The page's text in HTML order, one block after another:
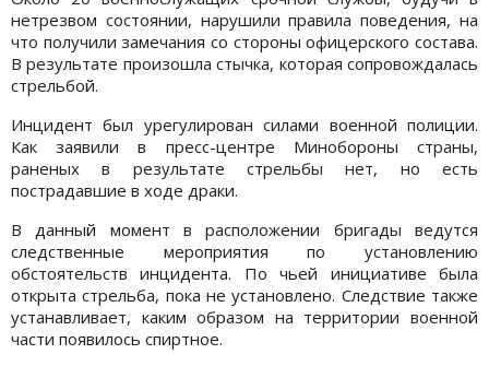
нетрезвом состоянии, нарушили правила поведения, на
что получили замечания со стороны офицерского состава.
В результате произошла стычка, которая сопровождалась
стрельбой.
Инцидент был урегулирован силами военной полиции.
Как заявили в пресс-центре Минобороны страны,
раненых в результате стрельбы нет, но есть
пострадавшие в ходе драки.
В данный момент в расположении бригады ведутся
следственные мероприятия по установлению
обстоятельств инцидента. По чьей инициативе была
открыта стрельба, пока не установлено. Следствие также
устанавливает, каким образом на территории военной
части появилось спиртное.